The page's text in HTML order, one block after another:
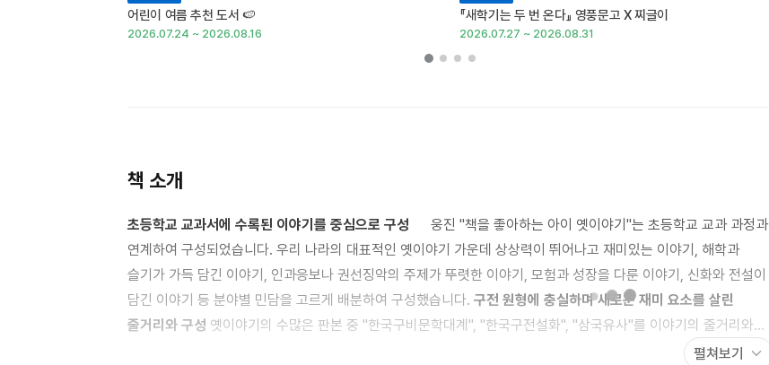
어린이 여름 추천 도서 🍉
2026.07.24 ~ 2026.08.16
『새학기는 두 번 온다』 영풍문고 X 찌글이
2026.07.27 ~ 2026.08.31
책 소개
초등학교 교과서에 수록된 이야기를 중심으로 구성 웅진 "책을 좋아하는 아이 옛이야기"는 초등학교 교과 과정과
연계하여 구성되었습니다. 우리 나라의 대표적인 옛이야기 가운데 상상력이 뛰어나고 재미있는 이야기, 해학과
슬기가 가득 담긴 이야기, 인과응보나 권선징악의 주제가 뚜렷한 이야기, 모험과 성장을 다룬 이야기, 신화와 전설이
담긴 이야기 등 분야별 민담을 고르게 배분하여 구성했습니다. 구전 원형에 충실하며 새로운 재미 요소를 살린
줄거리와 구성 옛이야기의 수많은 판본 중 "한국구비문학대계", "한국구전설화", "삼국유사"를 이야기의 줄거리와
구성의 토대로 삼았으며, 옛이야기가 주는 상징성을 이해하는 데 중요하지만 그 동안 어린이 책에서 생략되거나
펼쳐보기